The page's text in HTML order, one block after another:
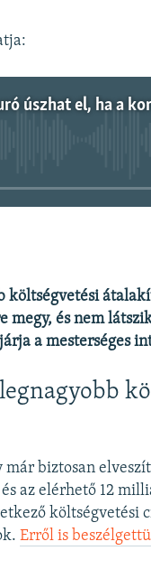
költségvetési
megy, és nem
a mesterséges
már biztosan
az elérhető 12
költségvetési
Erről is